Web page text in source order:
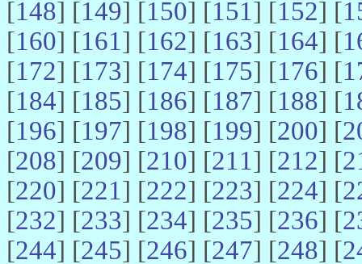
[148] [149] [150] [151] [152] [
[160] [161] [162] [163] [164] [
[172] [173] [174] [175] [176] [
[184] [185] [186] [187] [188] [
[196] [197] [198] [199] [200] [
[208] [209] [210] [211] [212] [
[220] [221] [222] [223] [224] [
[232] [233] [234] [235] [236] [
[244] [245] [246] [247] [248] [